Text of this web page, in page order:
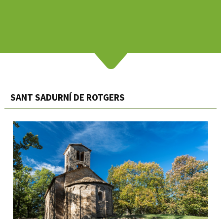
SANT SADURNÍ DE ROTGERS